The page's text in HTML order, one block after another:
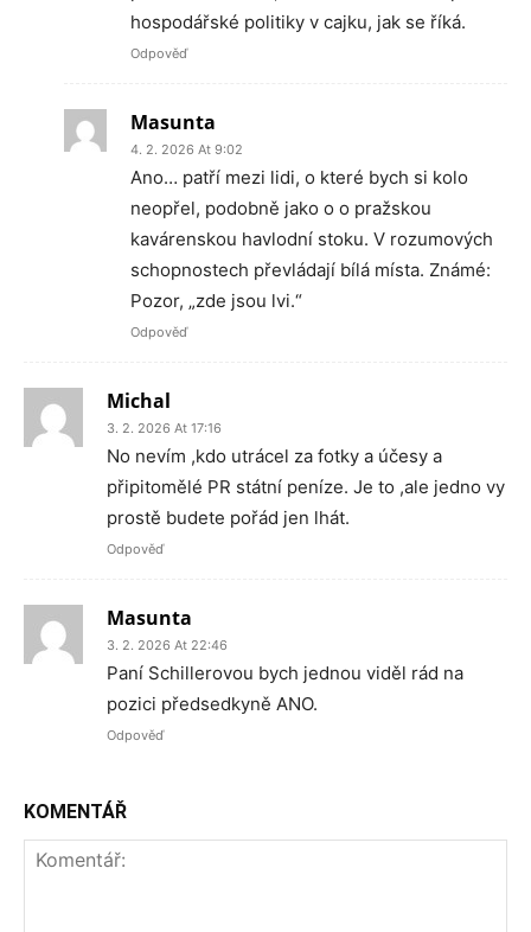
hospodářské politiky v cajku, jak se říká.
Odpověď
Masunta
4. 2. 2026 At 9:02
Ano… patří mezi lidi, o které bych si kolo
neopřel, podobně jako o o pražskou
kavárenskou havlodní stoku. V rozumových
schopnostech převládají bílá místa. Známé:
Pozor, „zde jsou lvi.“
Odpověď
Michal
3. 2. 2026 At 17:16
No nevím ,kdo utrácel za fotky a účesy a
připitomělé PR státní peníze. Je to ,ale jedno vy
prostě budete pořád jen lhát.
Odpověď
Masunta
3. 2. 2026 At 22:46
Paní Schillerovou bych jednou viděl rád na
pozici předsedkyně ANO.
Odpověď
KOMENTÁŘ